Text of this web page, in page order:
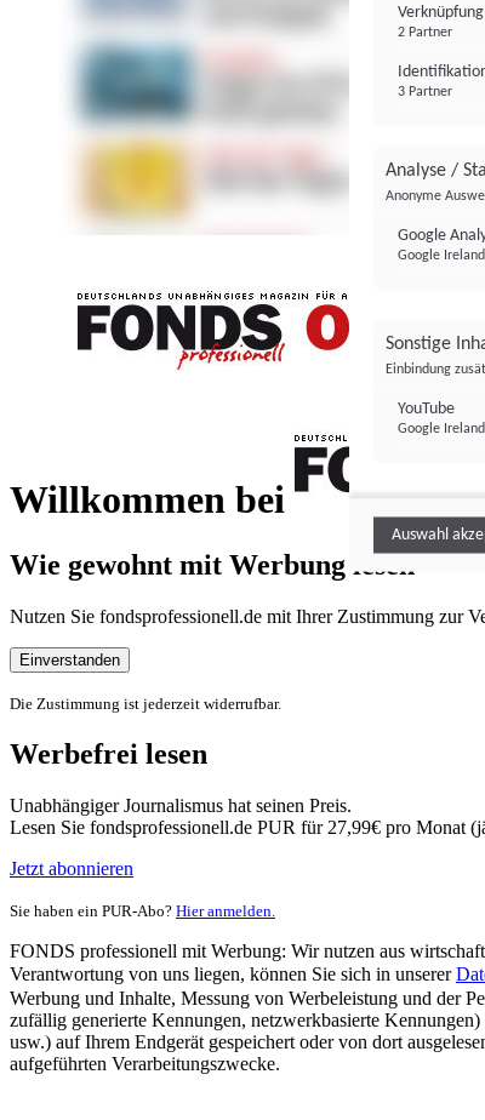
Willkommen bei
FONDS
Wie gewohnt mit Werbung lesen
Nutzen Sie fondsprofessionell.de mit Ihrer Zustimmung zur
Einverstanden
Die Zustimmung ist jederzeit widerrufbar.
Werbefrei lesen
Unabhängiger Journalismus hat seinen Preis.
Lesen Sie fondsprofessionell.de PUR für 27,99€ pro Monat
Jetzt abonnieren
Sie haben ein PUR-Abo? Hier anmelden.
FONDS professionell mit Werbung: Wir nutzen aus
Verantwortung von uns liegen, können Sie sich in unserer
Werbung und Inhalte, Messung von Werbeleistung und der
zufällig generierte Kennungen, netzwerkbasierte
usw.) auf Ihrem Endgerät gespeichert oder von dort
aufgeführten Verarbeitungszwecke.
2 Partner
3 Partner
Analyse /
Anonyme
Google
Google
Sonstige
Einbindung
YouTube
Google
Auswahl